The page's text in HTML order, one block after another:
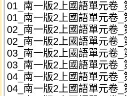
01_南一版2上國語單元卷
01_南一版2上國語單元卷
02_南一版2上國語單元卷
02_南一版2上國語單元卷
03_南一版2上國語單元卷
03_南一版2上國語單元卷
04_南一版2上國語單元卷
04_南一版2上國語單元卷